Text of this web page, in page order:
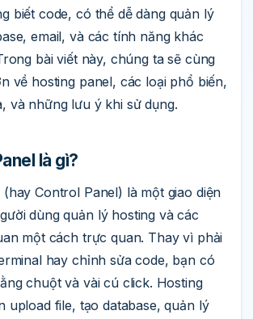
biết code, có thể dễ dàng quản lý
email, và các tính năng khác
bài viết này, chúng ta sẽ cùng
về hosting panel, các loại phổ biến,
và những lưu ý khi sử dụng.
là gì?
(hay Control Panel) là một giao diện
dùng quản lý hosting và các
một cách trực quan. Thay vì phải
hay chỉnh sửa code, bạn có
chuột và vài cú click. Hosting
upload file, tạo database, quản lý